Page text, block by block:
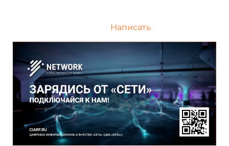
Написать